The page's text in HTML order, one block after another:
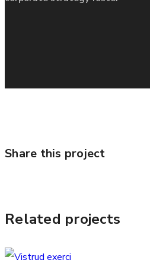
Share this project
Related projects